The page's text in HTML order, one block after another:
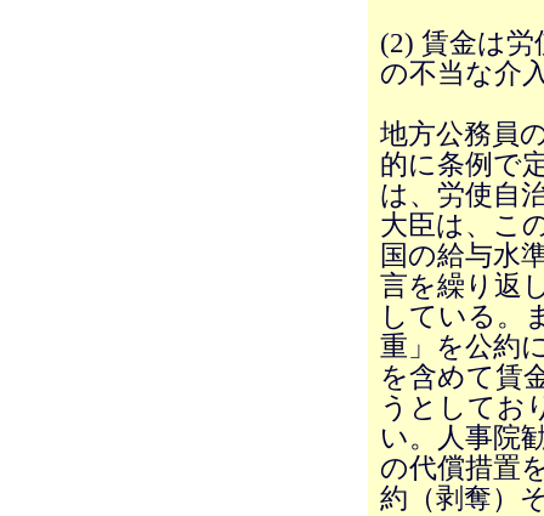
(2) 賃金は
の不当な介
地方公務員
的に条例で
は、労使自
大臣は、こ
国の給与水
言を繰り返
している。
重」を公約
を含めて賃
うとしてお
い。人事院
の代償措置
約（剥奪）